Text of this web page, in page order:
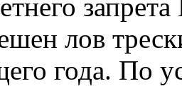
лов
года. По